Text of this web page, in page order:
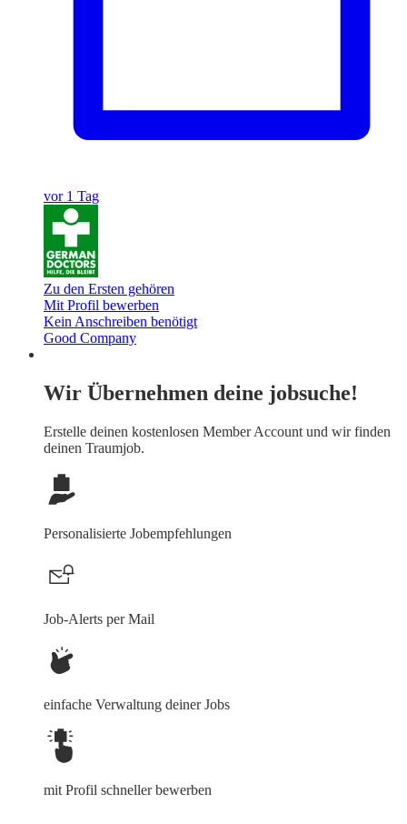
vor 1 Tag
Zu den Ersten gehören
Mit Profil bewerben
Kein Anschreiben benötigt
Good Company
Wir Übernehmen deine jobsuche!
Erstelle deinen kostenlosen Member Account und wir finden
deinen Traumjob.
Personalisierte Jobempfehlungen
Job-Alerts per Mail
einfache Verwaltung deiner Jobs
mit Profil schneller bewerben